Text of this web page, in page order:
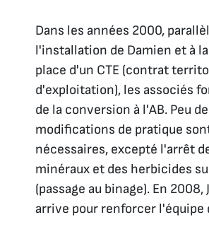
Dans les années 2000,
l'installation de Damien et à
place d'un CTE (contrat
d'exploitation), les associés
de la conversion à l'AB. Peu de
modifications de pratique
nécessaires, excepté l'arrêt
minéraux et des herbicides
(passage au binage). En 2008,
arrive pour renforcer l'équipe